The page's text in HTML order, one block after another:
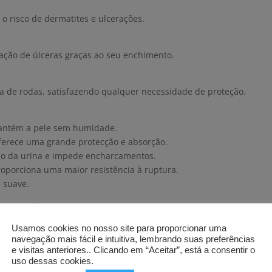
risco de dermatites e ulcerações.
de úlceras graças ao seu enchimento.
de rodas, satisfazendo qualquer necessidade de proteção.
a pele sem humidade.
uma grande protecção e absorção.
da urina e impede encharcamentos.
uma maior resistência à ruptura.
1550ml.
partir de 75€.
Usamos cookies no nosso site para proporcionar uma
navegação mais fácil e intuitiva, lembrando suas preferências
e visitas anteriores.. Clicando em “Aceitar”, está a consentir o
uso dessas cookies.